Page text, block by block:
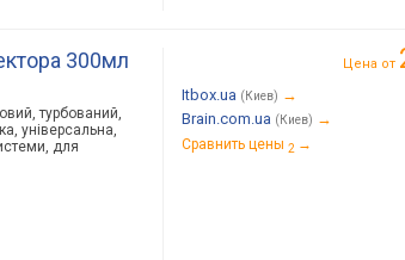
300мл
турбований,
універсальна,
для
Цена от
Itbox.ua (Киев) →
Brain.com.ua (Киев) →
Сравнить цены 2 →